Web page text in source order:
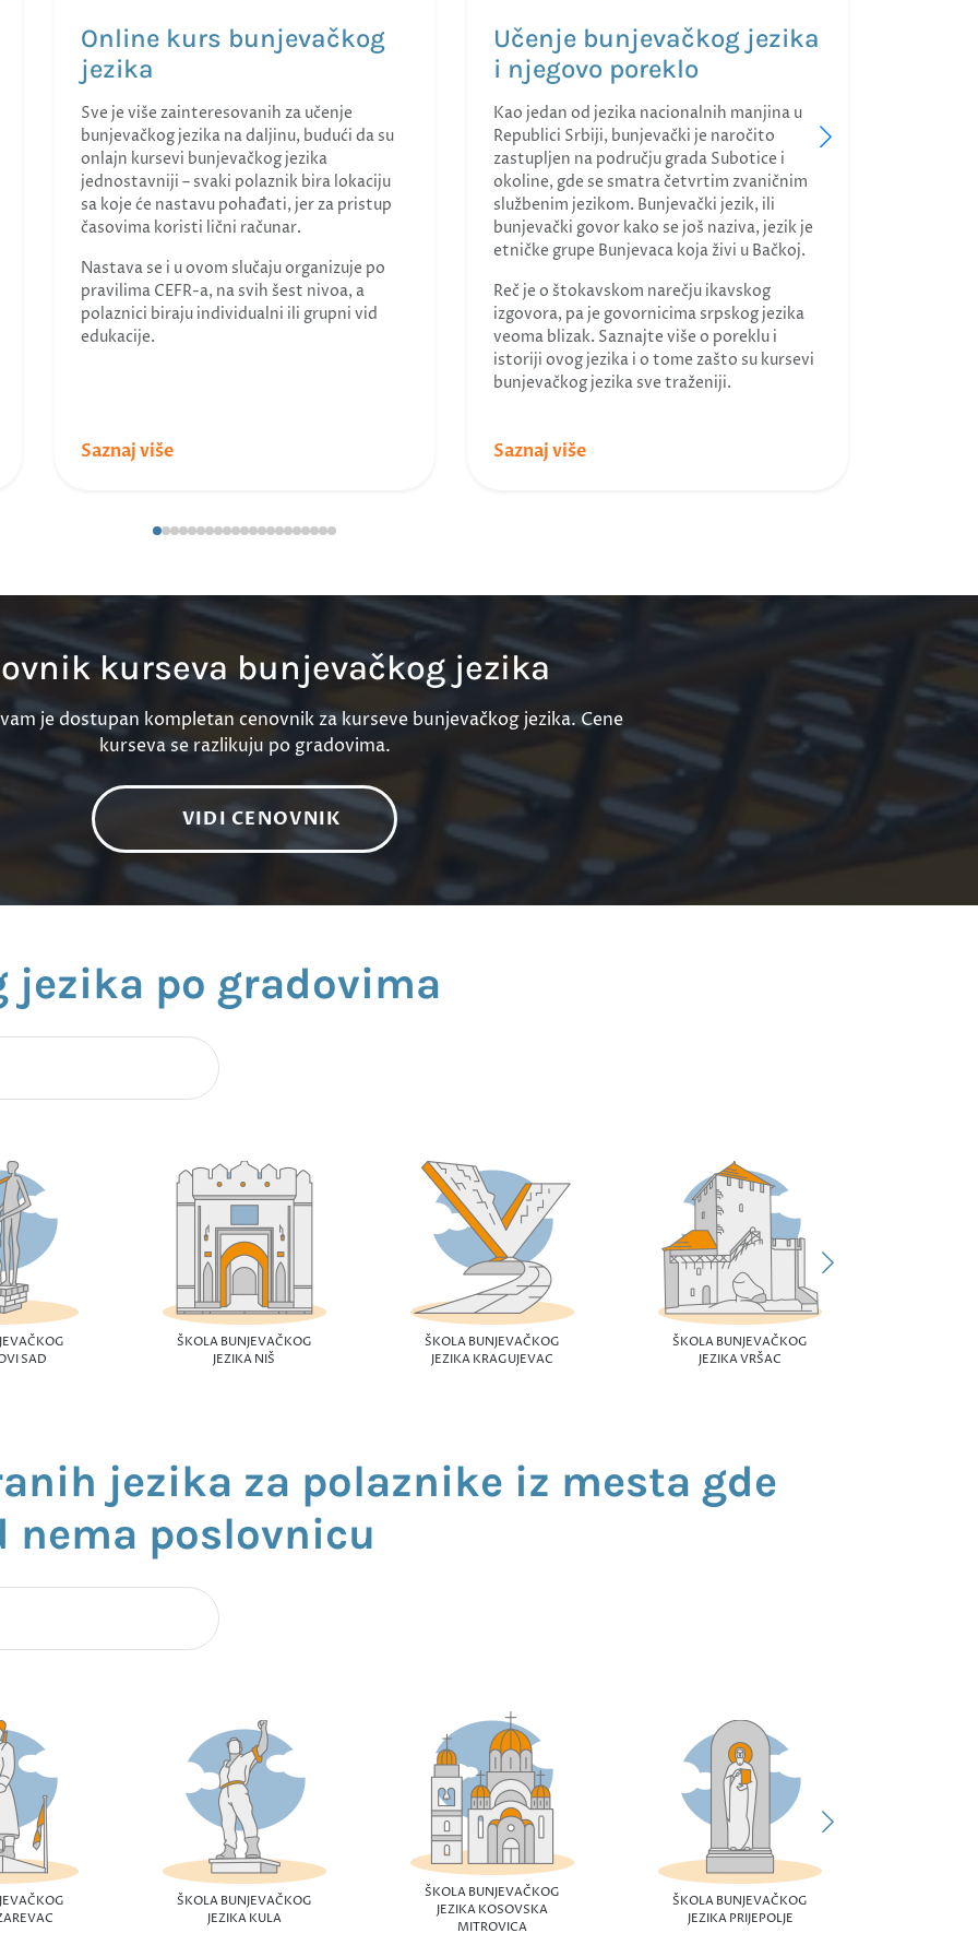
Online kurs bunjevačkog
jezika
Sve je više zainteresovanih za učenje
bunjevačkog jezika na daljinu, budući da su
onlajn kursevi bunjevačkog jezika
jednostavniji – svaki polaznik bira lokaciju
sa koje će nastavu pohađati, jer za pristup
časovima koristi lični računar.
Nastava se i u ovom slučaju organizuje po
pravilima CEFR-a, na svih šest nivoa, a
polaznici biraju individualni ili grupni vid
edukacije.
Saznaj više
Učenje bunjevačkog jezika
i njegovo poreklo
Kao jedan od jezika nacionalnih manjina u
Republici Srbiji, bunjevački je naročito
zastupljen na području grada Subotice i
okoline, gde se smatra četvrtim zvaničnim
službenim jezikom. Bunjevački jezik, ili
bunjevački govor kako se još naziva, jezik je
etničke grupe Bunjevaca koja živi u Bačkoj.
Reč je o štokavskom narečju ikavskog
izgovora, pa je govornicima srpskog jezika
veoma blizak. Saznajte više o poreklu i
istoriji ovog jezika i o tome zašto su kursevi
bunjevačkog jezika sve traženiji.
Saznaj više
kurseva bunjevačkog jezika
je dostupan kompletan cenovnik za kurseve bunjevačkog jezika. Cene
kurseva se razlikuju po gradovima.
VIDI CENOVNIK
jezika po gradovima
SAD
ŠKOLA BUNJEVAČKOG
JEZIKA NIŠ
ŠKOLA BUNJEVAČKOG
JEZIKA KRAGUJEVAC
ŠKOLA BUNJEVAČKOG
JEZIKA VRŠAC
jezika za polaznike iz mesta gde
nema poslovnicu
ŠKOLA BUNJEVAČKOG
JEZIKA KULA
ŠKOLA BUNJEVAČKOG
JEZIKA KOSOVSKA
MITROVICA
ŠKOLA BUNJEVAČKOG
JEZIKA PRIJEPOLJE